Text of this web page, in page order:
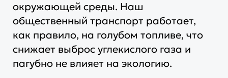
окружающей среды. Наш
общественный транспорт работает,
как правило, на голубом топливе, что
снижает выброс углекислого газа и
пагубно не влияет на экологию.